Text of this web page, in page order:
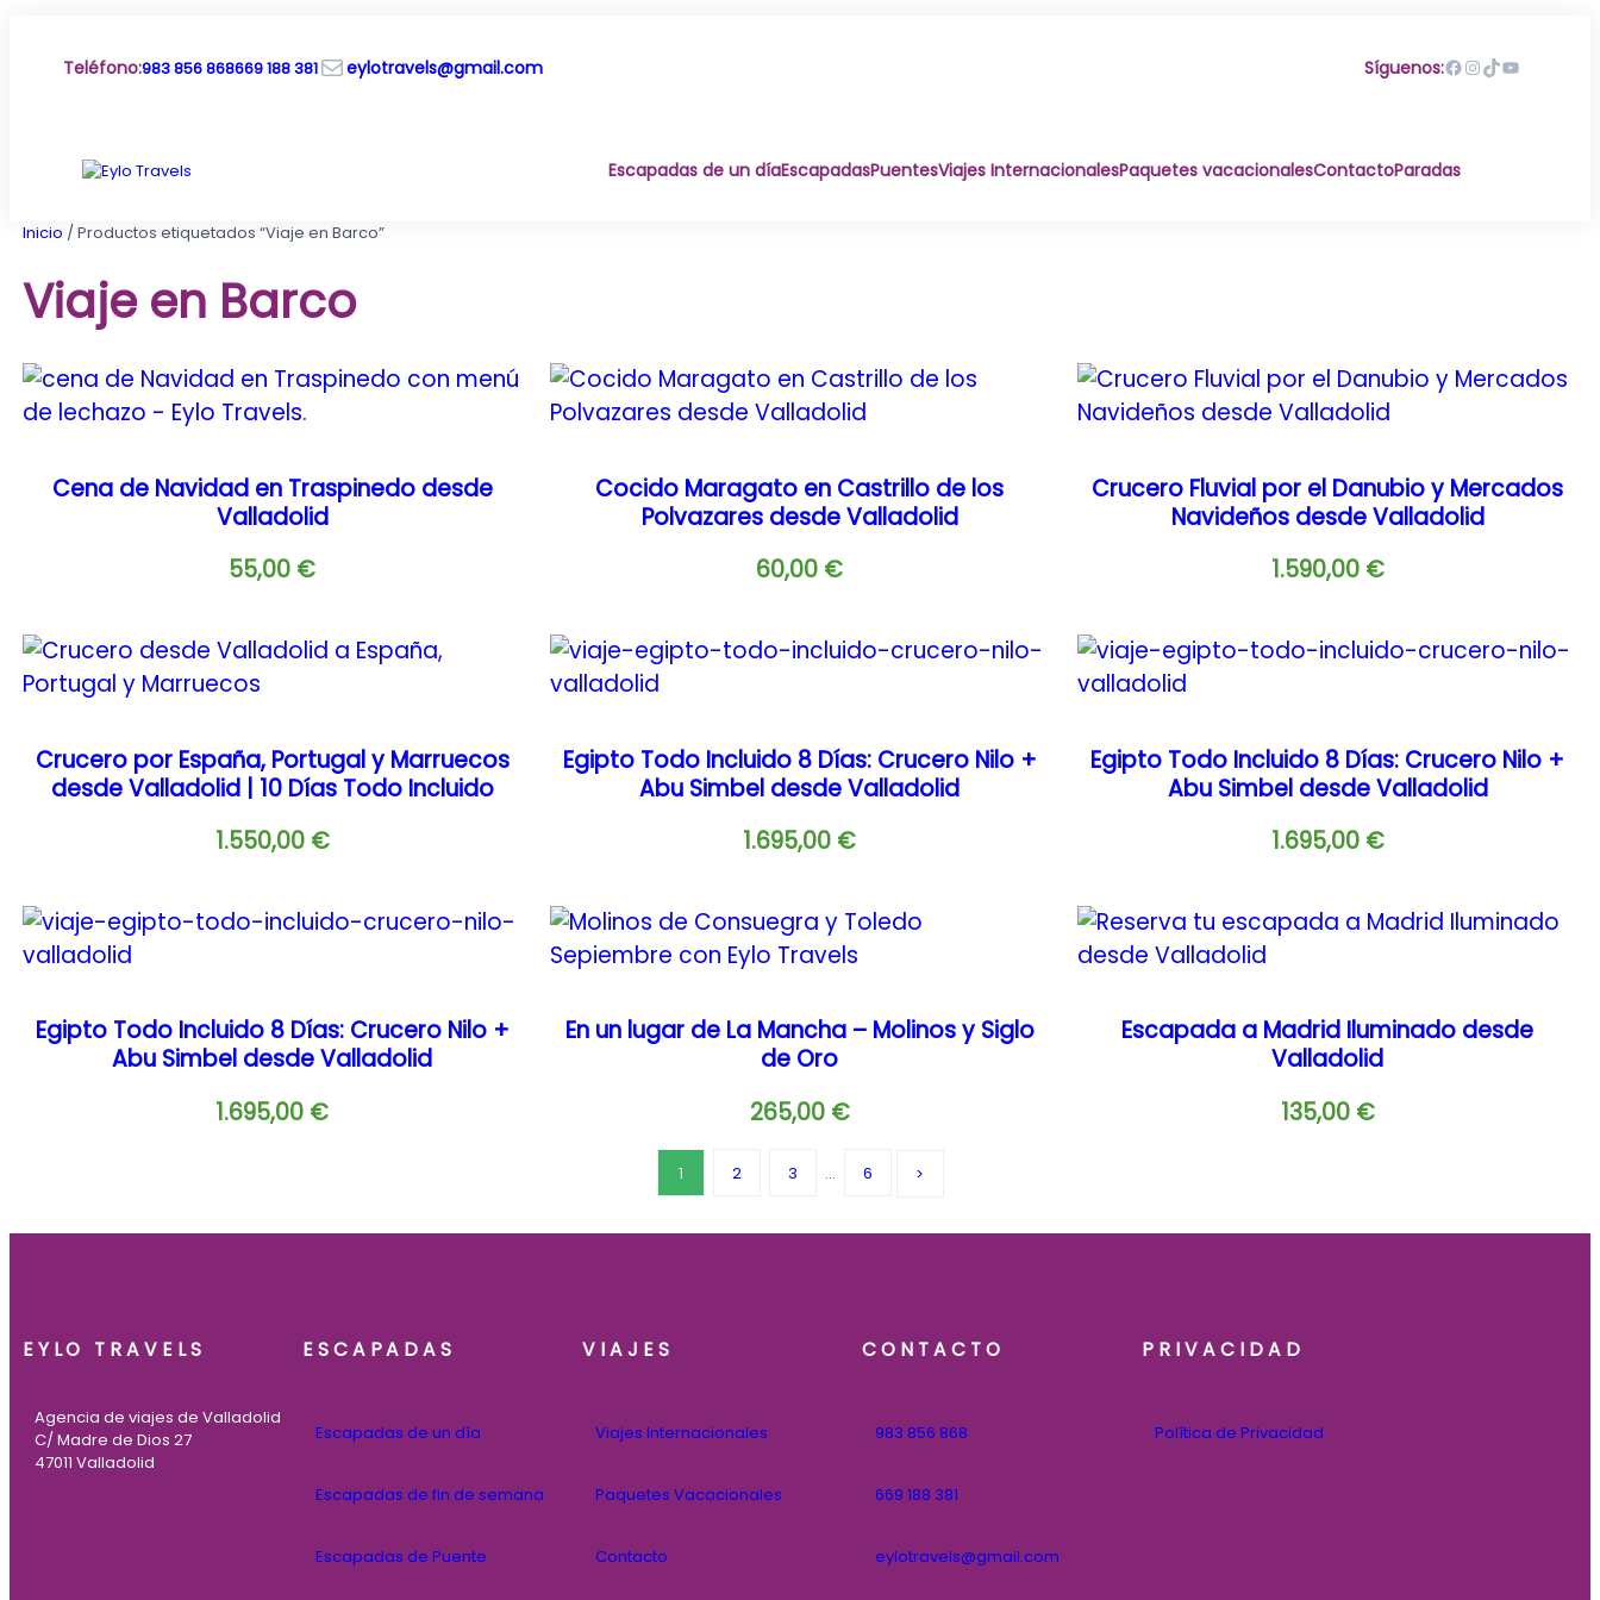
contenidoTeléfono:983 856 868669 188 381Correo electrónico eylotravels@gmail.com Síguenos:Facebook InstagramTikTok YouTube
Escapadas de un díaEscapadasPuentesViajes InternacionalesPaquetes vacacionalesContactoParadas
Inicio / Productos etiquetados “Viaje en Barco”
Viaje en Barco
Cena de Navidad en Traspinedo desde
Valladolid
55,00 €
Cocido Maragato en Castrillo de los
Polvazares desde Valladolid
60,00 €
Crucero Fluvial por el Danubio y Mercados
Navideños desde Valladolid
1.590,00 €
Crucero por España, Portugal y Marruecos
desde Valladolid | 10 Días Todo Incluido
1.550,00 €
Egipto Todo Incluido 8 Días: Crucero Nilo +
Abu Simbel desde Valladolid
1.695,00 €
Egipto Todo Incluido 8 Días: Crucero Nilo +
Abu Simbel desde Valladolid
1.695,00 €
Egipto Todo Incluido 8 Días: Crucero Nilo +
Abu Simbel desde Valladolid
1.695,00 €
En un lugar de La Mancha – Molinos y Siglo
de Oro
265,00 €
Escapada a Madrid Iluminado desde
Valladolid
135,00 €
1 2 3 … 6
EYLO TRAVELS
Agencia de viajes de Valladolid
C/ Madre de Dios 27
47011 Valladolid
ESCAPADAS
Escapadas de un día
Escapadas de fin de semana
Escapadas de Puente
VIAJES
Viajes Internacionales
Paquetes Vacacionales
Contacto
CONTACTO
983 856 868
669 188 381
eylotravels@gmail.com
PRIVACIDAD
Política de Privacidad